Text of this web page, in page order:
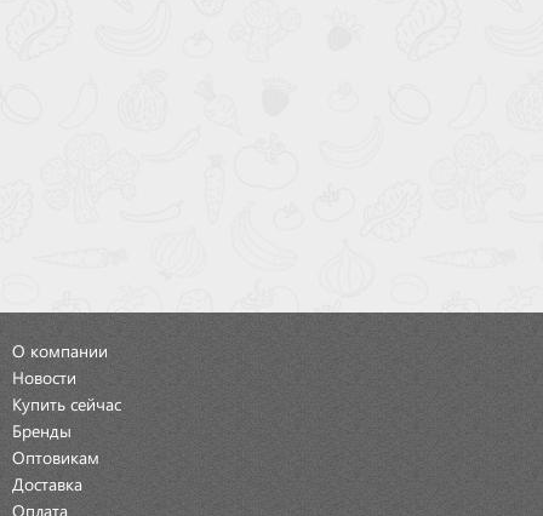
О компании
Новости
Купить сейчас
Бренды
Оптовикам
Доставка
Оплата